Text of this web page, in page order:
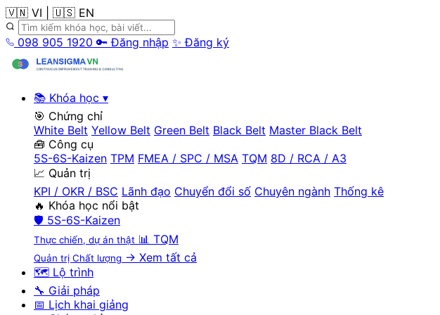
🇻🇳 VI 🇺🇸 EN
098 905 1920 🔑 Đăng nhập ✨ Đăng ký
📚 Khóa học ▾
🎯 Chứng chỉ
White Belt Yellow Belt Green Belt Black Belt Master Black Belt
🧰 Công cụ
5S-6S-Kaizen TPM FMEA / SPC / MSA TQM 8D / RCA / A3
📈 Quản trị
KPI / OKR / BSC Lãnh đạo Chuyển đổi số Chuyên ngành Thống kê
🔥 Khóa học nổi bật
🛡️ 5S-6S-Kaizen
Thực chiến, dự án thật 📊 TQM
Quản trị Chất lượng → Xem tất cả
🗺️ Lộ trình
🔧 Giải pháp
📅 Lịch khai giảng